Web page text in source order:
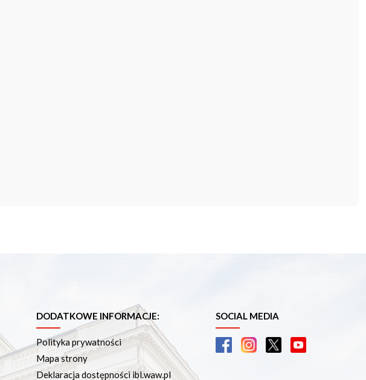
DODATKOWE INFORMACJE:
Polityka prywatności
Mapa strony
Deklaracja dostępności ibl.waw.pl
SOCIAL MEDIA